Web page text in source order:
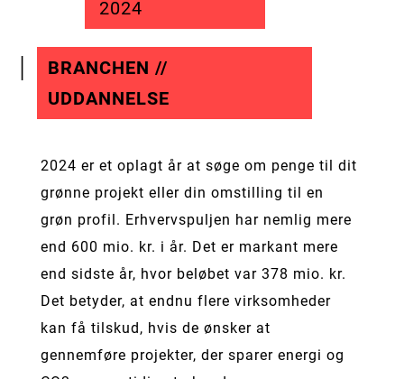
2024
BRANCHEN //
UDDANNELSE
2024 er et oplagt år at søge om penge til dit
grønne projekt eller din omstilling til en
grøn profil. Erhvervspuljen har nemlig mere
end 600 mio. kr. i år. Det er markant mere
end sidste år, hvor beløbet var 378 mio. kr.
Det betyder, at endnu flere virksomheder
kan få tilskud, hvis de ønsker at
gennemføre projekter, der sparer energi og